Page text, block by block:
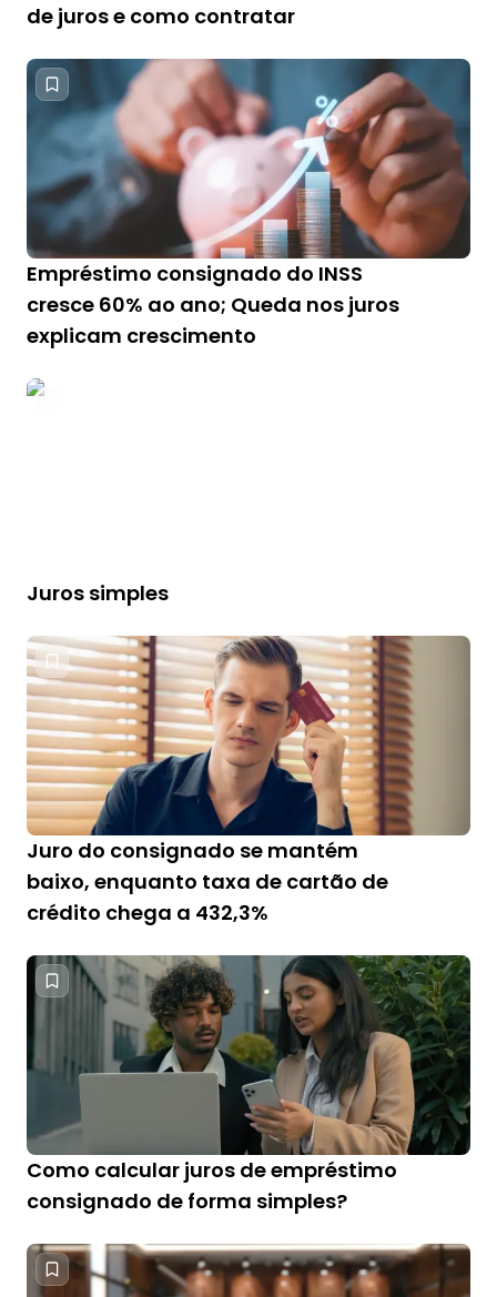
de juros e como contratar
Empréstimo consignado do INSS
cresce 60% ao ano; Queda nos juros
explicam crescimento
Juros simples
Juro do consignado se mantém
baixo, enquanto taxa de cartão de
crédito chega a 432,3%
Como calcular juros de empréstimo
consignado de forma simples?